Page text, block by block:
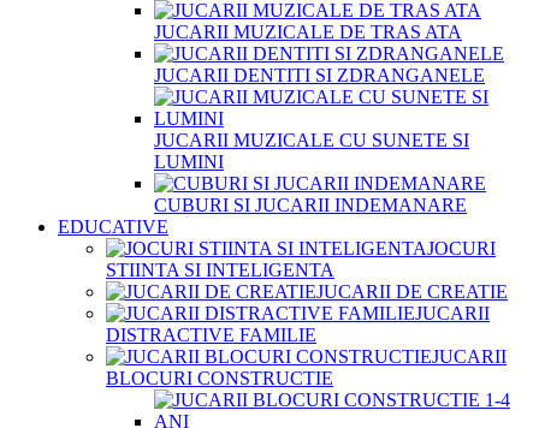
JUCARII MUZICALE DE TRAS ATA
JUCARII DENTITI SI ZDRANGANELE
JUCARII MUZICALE CU SUNETE SI
LUMINI
CUBURI SI JUCARII INDEMANARE
EDUCATIVE
JOCURI
STIINTA SI INTELIGENTA
JUCARII DE CREATIE
JUCARII
DISTRACTIVE FAMILIE
JUCARII
BLOCURI CONSTRUCTIE